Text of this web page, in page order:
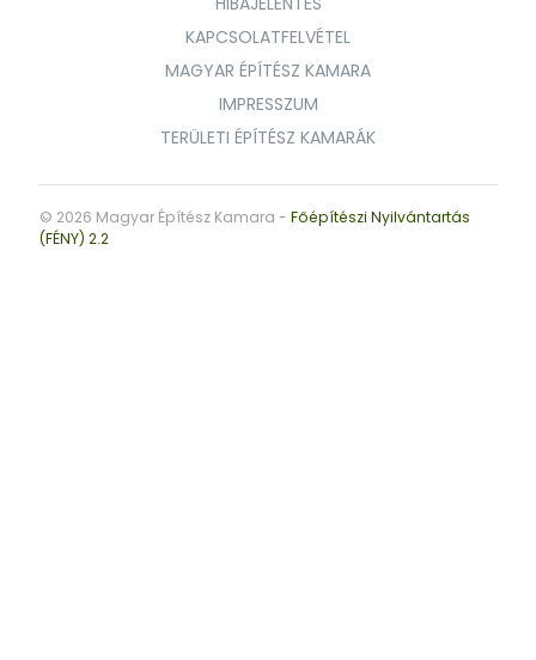
KAPCSOLATFELVÉTEL
MAGYAR ÉPÍTÉSZ KAMARA
IMPRESSZUM
TERÜLETI ÉPÍTÉSZ KAMARÁK
© 2026 Magyar Építész Kamara - Főépítészi Nyilvántartás
(FÉNY) 2.2